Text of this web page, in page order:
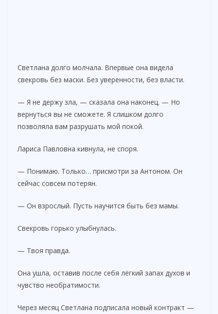
Светлана долго молчала. Впервые она видела
свекровь без маски. Без уверенности, без власти.
— Я не держу зла, — сказала она наконец. — Но
вернуться вы не сможете. Я слишком долго
позволяла вам разрушать мой покой.
Лариса Павловна кивнула, не споря.
— Понимаю. Только… присмотри за Антоном. Он
сейчас совсем потерян.
— Он взрослый. Пусть научится быть без мамы.
Свекровь горько улыбнулась.
— Твоя правда.
Она ушла, оставив после себя лёгкий запах духов и
чувство необратимости.
Через месяц Светлана подписала новый контракт —